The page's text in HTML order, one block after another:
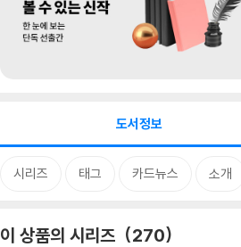
도서정보
시리즈 태그 카드뉴스 소개
이 상품의 시리즈 270